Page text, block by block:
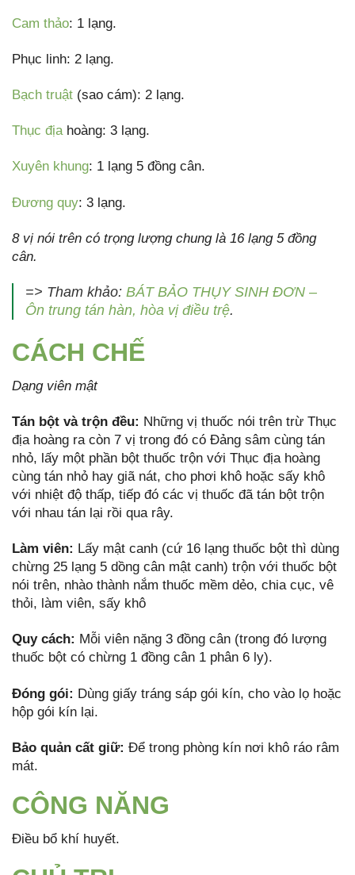
Cam thảo: 1 lạng.
Phục linh: 2 lạng.
Bạch truật (sao cám): 2 lạng.
Thục địahoàng: 3 lạng.
Xuyên khung: 1 lạng 5 đồng cân.
Đương quy: 3 lạng.
8 vị nói trên có trọng lượng chung là 16 lạng 5 đồng
cân.
=> Tham khảo: BÁT BẢO THỤY SINH ĐƠN –
Ôn trung tán hàn, hòa vị điều trệ.
CÁCH CHẾ
Dạng viên mật
Tán bột và trộn đều: Những vị thuốc nói trên trừ Thục
địa hoàng ra còn 7 vị trong đó có Đảng sâm cùng tán
nhỏ, lấy một phần bột thuốc trộn với Thục địa hoàng
cùng tán nhỏ hay giã nát, cho phơi khô hoặc sấy khô
với nhiệt độ thấp, tiếp đó các vị thuốc đã tán bột trộn
với nhau tán lại rồi qua rây.
Làm viên: Lấy mật canh (cứ 16 lạng thuốc bột thì dùng
chừng 25 lạng 5 dồng cân mật canh) trộn với thuốc bột
nói trên, nhào thành nắm thuốc mềm dẻo, chia cục, vê
thỏi, làm viên, sấy khô
Quy cách: Mỗi viên nặng 3 đồng cân (trong đó lượng
thuốc bột có chừng 1 đồng cân 1 phân 6 ly).
Đóng gói: Dùng giấy tráng sáp gói kín, cho vào lọ hoặc
hộp gói kín lại.
Bảo quản cất giữ: Để trong phòng kín nơi khô ráo râm
mát.
CÔNG NĂNG
Điều bổ khí huyết.